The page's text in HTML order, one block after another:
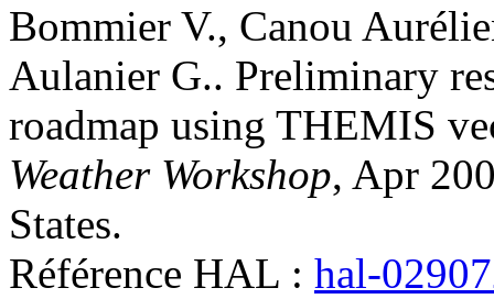
Bommier V., Canou
Aulanier G.. Preliminary
roadmap using THEMIS
Weather Workshop, Apr
States.
Référence HAL : hal-